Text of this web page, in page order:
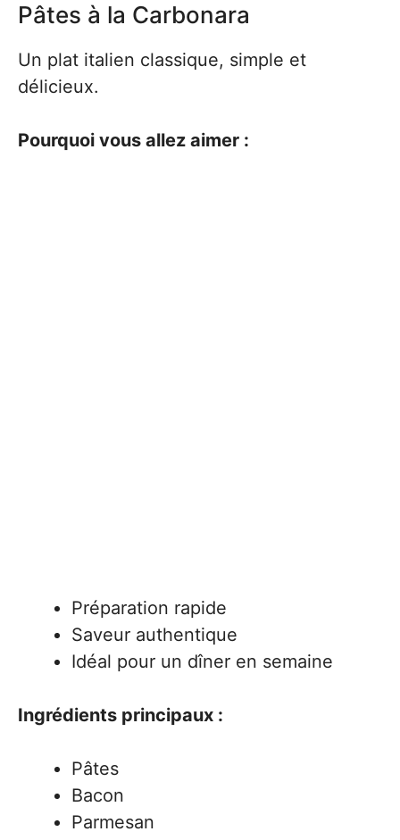
Pâtes à la Carbonara
Un plat italien classique, simple et
délicieux.
Pourquoi vous allez aimer :
Préparation rapide
Saveur authentique
Idéal pour un dîner en semaine
Ingrédients principaux :
Pâtes
Bacon
Parmesan